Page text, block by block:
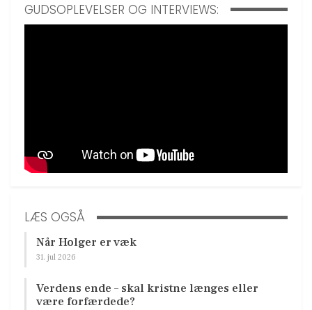
GUDSOPLEVELSER OG INTERVIEWS:
LÆS OGSÅ
Når Holger er væk
31. jul 2026
Verdens ende – skal kristne længes eller
være forfærdede?